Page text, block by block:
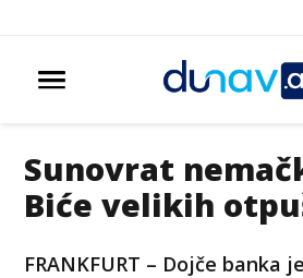
Sunovrat
Biće velikih
FRANKFURT – Dojče banka